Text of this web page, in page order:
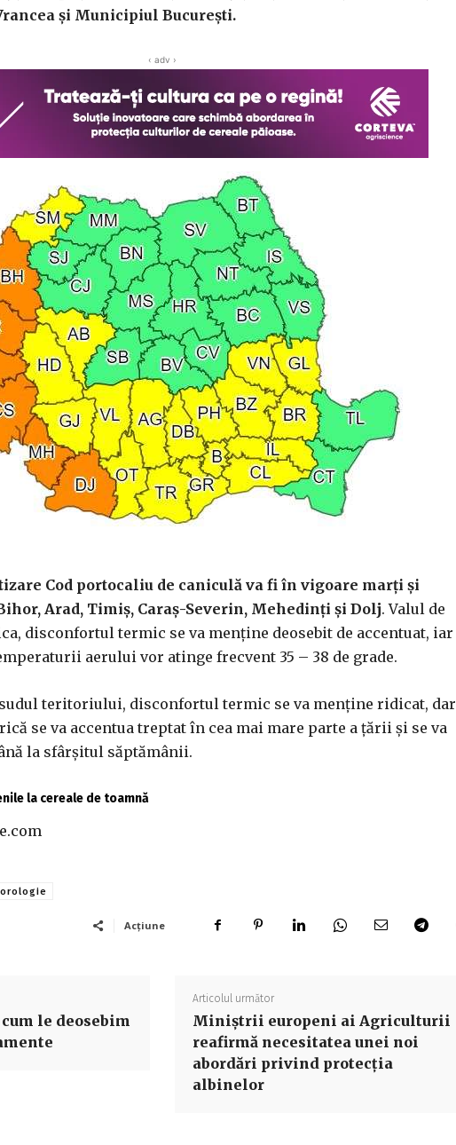
şi Municipiul Bucureşti.
‹ adv ›
Cod portocaliu de caniculă va fi în vigoare marţi şi
Arad, Timiş, Caraş-Severin, Mehedinţi şi Dolj. Valul de
disconfortul termic se va menţine deosebit de accentuat, iar
aerului vor atinge frecvent 35 – 38 de grade.
teritoriului, disconfortul termic se va menţine ridicat, dar
se va accentua treptat în cea mai mare parte a ţării şi se va
la sfârşitul săptămânii.
la cereale de toamnă
Acțiune
le deosebim
Articolul următor
Miniştrii europeni ai Agriculturii
reafirmă necesitatea unei noi
abordări privind protecţia
albinelor